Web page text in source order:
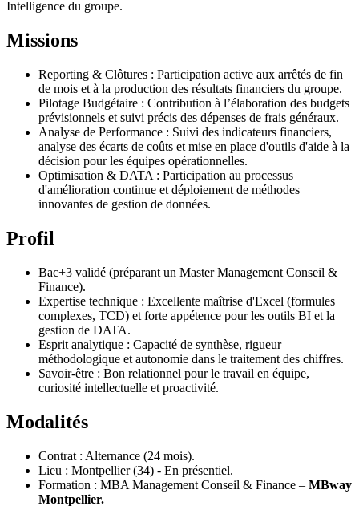
Intelligence du groupe.
Missions
Reporting & Clôtures : Participation active aux arrêtés de fin
de mois et à la production des résultats financiers du groupe.
Pilotage Budgétaire : Contribution à l’élaboration des budgets
prévisionnels et suivi précis des dépenses de frais généraux.
Analyse de Performance : Suivi des indicateurs financiers,
analyse des écarts de coûts et mise en place d'outils d'aide à la
décision pour les équipes opérationnelles.
Optimisation & DATA : Participation au processus
d'amélioration continue et déploiement de méthodes
innovantes de gestion de données.
Profil
Bac+3 validé (préparant un Master Management Conseil &
Finance).
Expertise technique : Excellente maîtrise d'Excel (formules
complexes, TCD) et forte appétence pour les outils BI et la
gestion de DATA.
Esprit analytique : Capacité de synthèse, rigueur
méthodologique et autonomie dans le traitement des chiffres.
Savoir-être : Bon relationnel pour le travail en équipe,
curiosité intellectuelle et proactivité.
Modalités
Contrat : Alternance (24 mois).
Lieu : Montpellier (34) - En présentiel.
Formation : MBA Management Conseil & Finance – MBway
Montpellier.